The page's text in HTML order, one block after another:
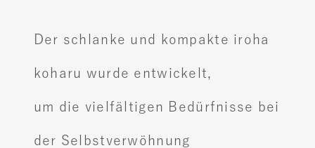
Der schlanke und kompakte iroha
koharu wurde entwickelt,
um die vielfältigen Bedürfnisse bei
der Selbstverwöhnung